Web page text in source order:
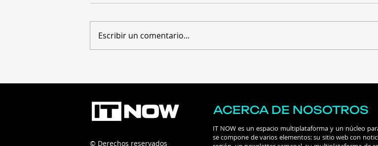
tecnología
Escribir un comentario...
© Derechos reservados
ACERCA DE NOSOTROS
IT NOW es un espacio multiplataforma y un núcleo
se compone de varios elementos: su sitio web con